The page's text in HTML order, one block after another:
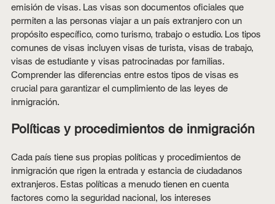
emisión de visas. Las visas son documentos oficiales que
permiten a las personas viajar a un país extranjero con un
propósito específico, como turismo, trabajo o estudio. Los tipos
comunes de visas incluyen visas de turista, visas de trabajo,
visas de estudiante y visas patrocinadas por familias.
Comprender las diferencias entre estos tipos de visas es
crucial para garantizar el cumplimiento de las leyes de
inmigración.
Políticas y procedimientos de inmigración
Cada país tiene sus propias políticas y procedimientos de
inmigración que rigen la entrada y estancia de ciudadanos
extranjeros. Estas políticas a menudo tienen en cuenta
factores como la seguridad nacional, los intereses